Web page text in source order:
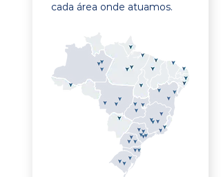
cada área onde atuamos.